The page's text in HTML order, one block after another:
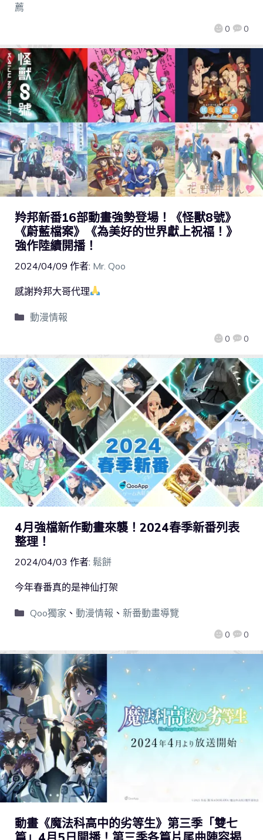
0 0
薦
羚邦新番16部動畫強勢登場！《怪獸8號》
《蔚藍檔案》《為美好的世界獻上祝福！》
強作陸續開播！
2024/04/09 作者: Mr. Qoo
0 0
感謝羚邦大哥代理
動漫情報
4月強檔新作動畫來襲！2024春季新番列表
整理！
2024/04/03 作者: 鬆餅
0 0
今年春番真的是神仙打架
Qoo獨家 、 動漫情報 、 新番動畫導覽
動畫《魔法科高中的劣等生》第三季「雙七